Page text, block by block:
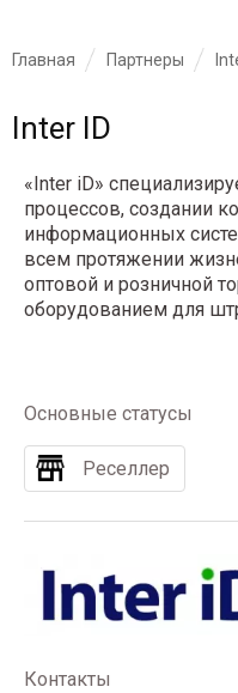
Главная Партнеры
Inter ID
«Inter iD»
процессов, создании
информационных
всем протяжении
оптовой и розничной
оборудованием для
Основные статусы
Реселлер
Контакты